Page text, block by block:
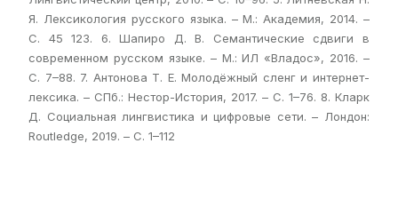
Я. Лексикология русского языка. – М.: Академия, 2014. –
С. 45 123. 6. Шапиро Д. В. Семантические сдвиги в
современном русском языке. – М.: ИЛ «Владос», 2016. –
С. 7–88. 7. Антонова Т. Е. Молодёжный сленг и интернет-
лексика. – СПб.: Нестор-История, 2017. – С. 1–76. 8. Кларк
Д. Социальная лингвистика и цифровые сети. – Лондон:
Routledge, 2019. – С. 1–112